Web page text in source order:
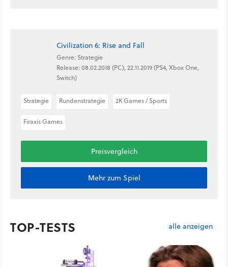
Civilization 6: Rise and Fall
Genre: Strategie
Release: 08.02.2018 (PC), 22.11.2019 (PS4, Xbox One,
Switch)
Strategie Rundenstrategie 2K Games / Sports
Firaxis Games
Preisvergleich
Mehr zum Spiel
TOP-TESTS alle anzeigen